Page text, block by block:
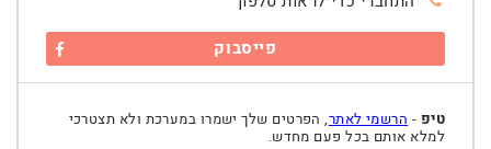
פייסבוק
טיפ - הרשמי לאתר, הפרטים שלך ישמרו במערכת ולא תצטרכי
למלא אותם בכל פעם מחדש.